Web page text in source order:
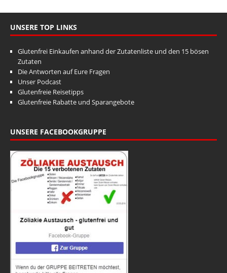
UNSERE TOP LINKS
Glutenfrei Einkaufen anhand der Zutatenliste und den 15 bösen
Zutaten
Die Antworten auf Eure Fragen
Unser Podcast
Glutenfreie Reisetipps
Glutenfreie Rabatte und Sparangebote
UNSERE FACEBOOKGRUPPE